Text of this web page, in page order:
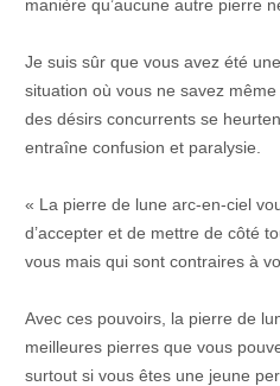
manière qu’aucune autre pierre
Je suis sûr que vous avez été
situation où vous ne savez
des désirs concurrents se
entraîne confusion et paralysie.
« La pierre de lune arc-en-ciel
d’accepter et de mettre de côté
vous mais qui sont contraires à
Avec ces pouvoirs, la pierre de
meilleures pierres que vous
surtout si vous êtes une jeune